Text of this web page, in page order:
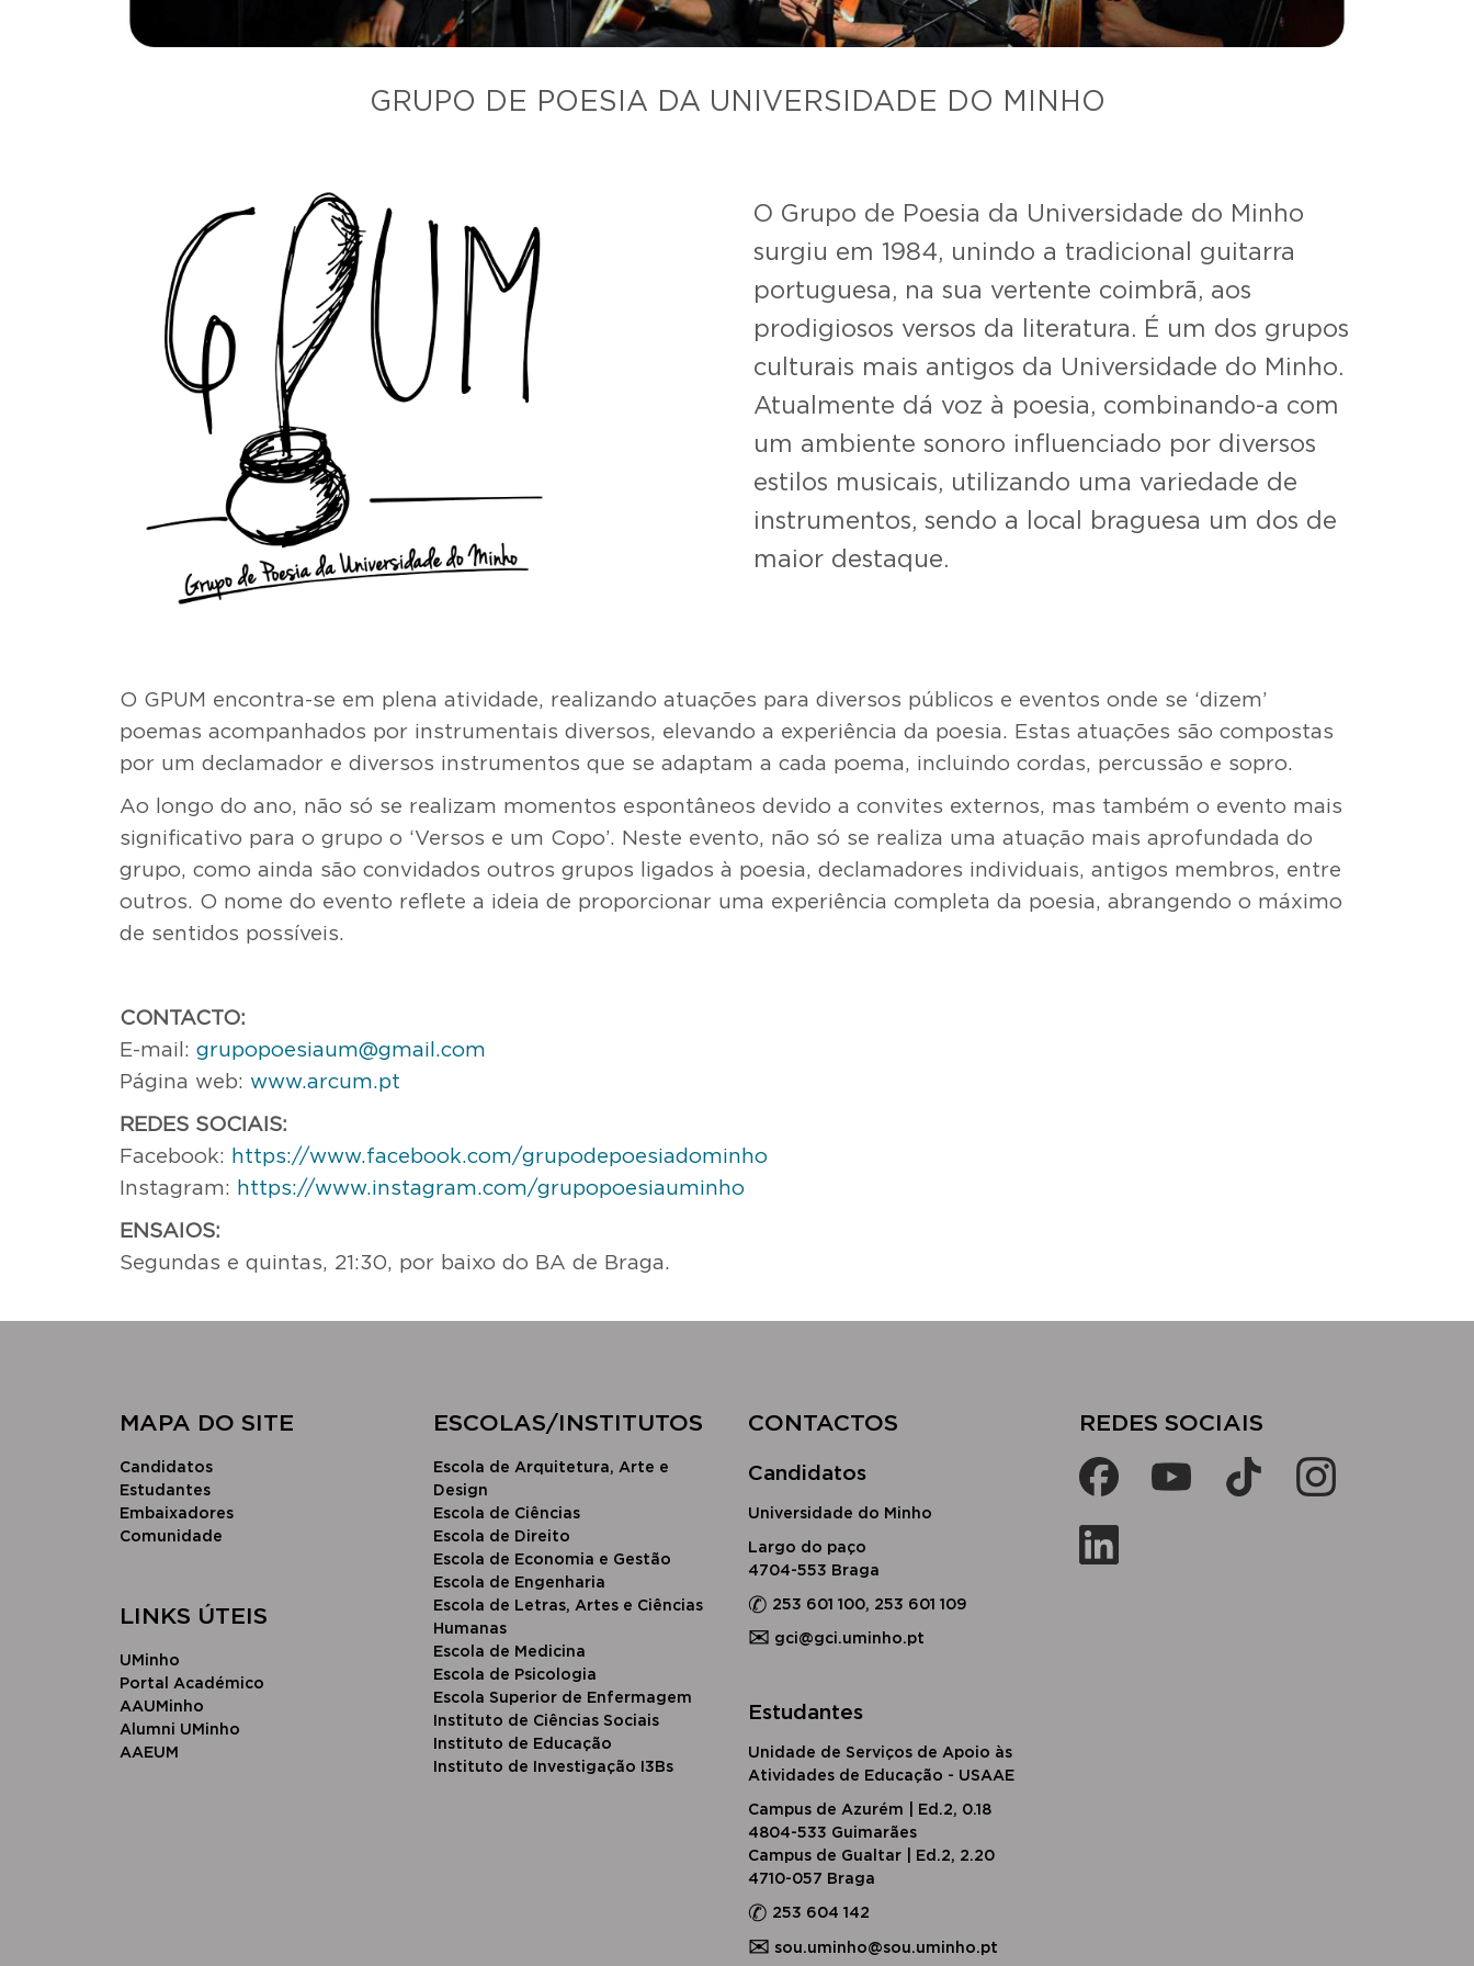
GRUPO DE POESIA DA UNIVERSIDADE DO MINHO
O Grupo de Poesia da Universidade do Minho
surgiu em 1984, unindo a tradicional guitarra
portuguesa, na sua vertente coimbrã, aos
prodigiosos versos da literatura. É um dos grupos
culturais mais antigos da Universidade do Minho.
Atualmente dá voz à poesia, combinando-a com
um ambiente sonoro influenciado por diversos
estilos musicais, utilizando uma variedade de
instrumentos, sendo a local braguesa um dos de
maior destaque.
O GPUM encontra-se em plena atividade, realizando atuações para diversos públicos e eventos onde se ‘dizem’
poemas acompanhados por instrumentais diversos, elevando a experiência da poesia. Estas atuações são compostas
por um declamador e diversos instrumentos que se adaptam a cada poema, incluindo cordas, percussão e sopro.
Ao longo do ano, não só se realizam momentos espontâneos devido a convites externos, mas também o evento mais
significativo para o grupo o ‘Versos e um Copo’. Neste evento, não só se realiza uma atuação mais aprofundada do
grupo, como ainda são convidados outros grupos ligados à poesia, declamadores individuais, antigos membros, entre
outros. O nome do evento reflete a ideia de proporcionar uma experiência completa da poesia, abrangendo o máximo
de sentidos possíveis.
CONTACTO:
E-mail: grupopoesiaum@gmail.com
Página web: www.arcum.pt
REDES SOCIAIS:
Facebook: https://www.facebook.com/grupodepoesiadominho
Instagram: https://www.instagram.com/grupopoesiauminho
ENSAIOS:
Segundas e quintas, 21:30, por baixo do BA de Braga.
MAPA DO SITE
Candidatos
Estudantes
Embaixadores
Comunidade
LINKS ÚTEIS
UMinho
Portal Académico
AAUMinho
Alumni UMinho
AAEUM
​ESCOLAS/INSTITUTOS​
Escola de Arquitetura, Arte e
Design
Escola ​de Ciências
Escola d​e Direito
Escola de Economia e Gestão
Escola de Engenharia
Escola de Letras, Artes e Ciências
Humanas
Escola de Medicina
Escola de Psicologia
Escola Superior de Enfermagem
Instituto de Ciências Sociais
Instituto de Educação
Instituto de Investigação I3Bs
CONTACTOS
Candidatos
Universidade do Minho
Largo do paço
4704-553 Braga
✆ 253 601 100, 253 601 109
✉ gci@gci.uminho.pt
Estudantes
Unidade de Serviços de Apoio às
Atividades de Educação - USAAE
Campus de Azurém | Ed.2, 0.18
4804-533 Guimarães
Campus de Gualtar | Ed.2, 2.20
4710-057 Braga
✆ 253 604 142
✉ sou.uminho@sou.uminho.pt
​​REDES SOCIAIS​